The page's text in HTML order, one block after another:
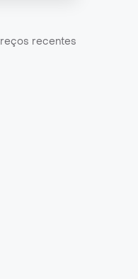
recentes